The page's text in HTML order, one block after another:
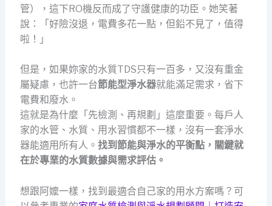
管），這下RO機反而成了守護健康的功臣。她笑著
說：「好險沒退，電費多花一點，但鉛不見了，值得
啦！」
但是，如果妳家的水質TDS只有一百多，又沒有重金
屬疑慮，也許一台節能型淨水器就能滿足需求，省下
電費和廢水。
這就是為什麼「先檢測、再規劃」這麼重要。每戶人
家的水管、水質、用水習慣都不一樣，沒有一套淨水
器能適用所有人。 找到節能與淨水的平衡點，關鍵就
在於專業的水質數據與需求評估。
想跟阿嬤一樣，找到最適合自己家的用水方案嗎？可